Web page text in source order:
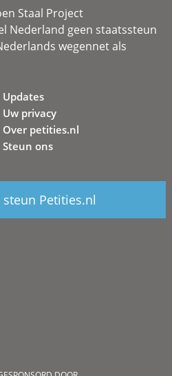
Staal Project
Nederland geen staatssteun
wegennet als
Updates
Uw privacy
Over petities.nl
Steun ons
Petities.nl